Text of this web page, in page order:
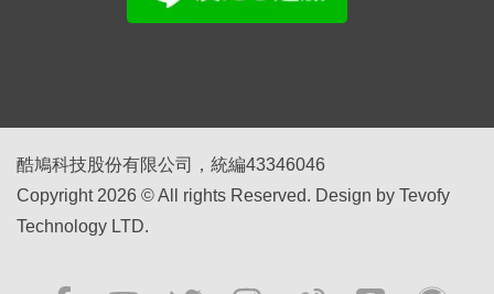
酷鳩科技股份有限公司，統編43346046
Copyright 2026 © All rights Reserved. Design by Tevofy
Technology LTD.